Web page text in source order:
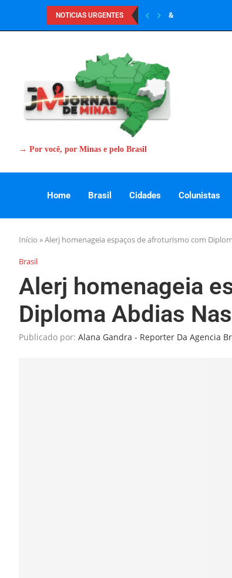
NOTICIAS URGENTES &
→ Por você, por Minas e pelo Brasil
Home Brasil Cidades Colunistas
Início »Alerj homenageia espaços de afroturismo com
Brasil
Alerj homenageia
Diploma Abdias
Publicado por: Alana Gandra - Reporter Da Agencia